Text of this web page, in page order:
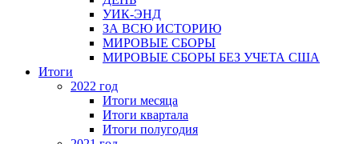
УИК-ЭНД
ЗА ВСЮ ИСТОРИЮ
МИРОВЫЕ СБОРЫ
МИРОВЫЕ СБОРЫ БЕЗ УЧЕТА США
Итоги
2022 год
Итоги месяца
Итоги квартала
Итоги полугодия